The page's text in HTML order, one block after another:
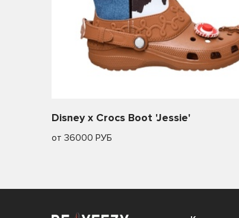
Disney x Crocs Boot 'Jessie'
от 36000 РУБ